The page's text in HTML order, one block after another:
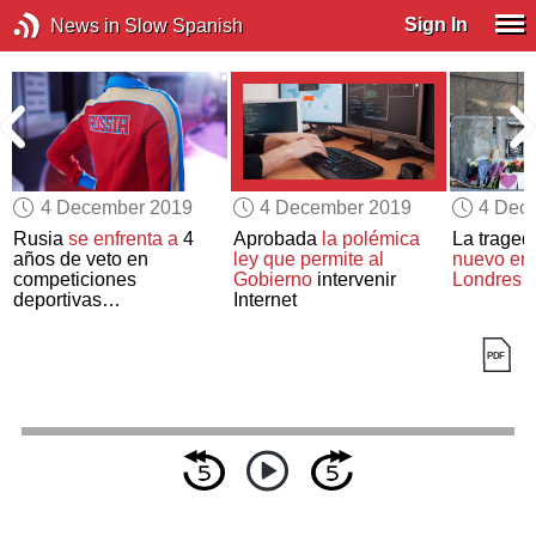
News in Slow Spanish Sign In
4 December 2019
Rusiase enfrenta a 4
años de veto en
competiciones
deportivas
4 December 2019
Aprobada la polémica
ley que permite al
Gobiernointervenir
Internet
4
La
nuevo
Londres